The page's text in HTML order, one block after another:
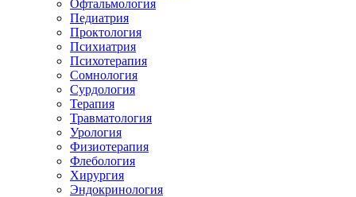
Офтальмология
Педиатрия
Проктология
Психиатрия
Психотерапия
Сомнология
Сурдология
Терапия
Травматология
Урология
Физиотерапия
Флебология
Хирургия
Эндокринология